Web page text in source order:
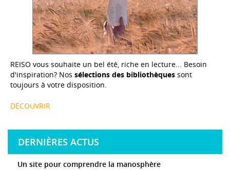
REISO vous souhaite un bel été, riche en lecture... Besoin
d'inspiration? Nos sélections des bibliothèques sont
toujours à votre disposition.
DÉCOUVRIR
DERNIÈRES ACTUS
Un site pour comprendre la manosphère